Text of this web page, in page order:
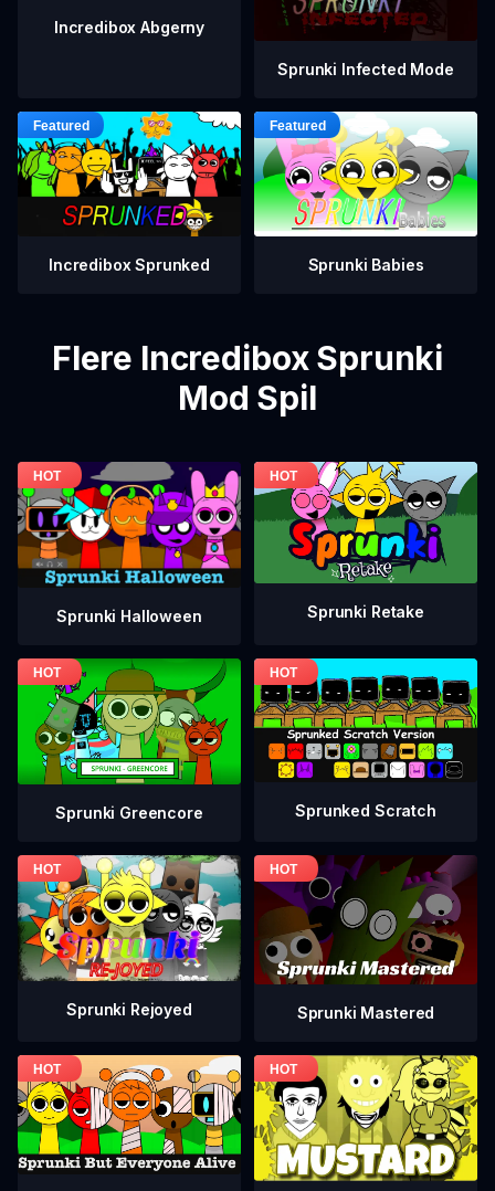
Incredibox Abgerny
Sprunki Infected Mode
Incredibox Sprunked Sprunki Babies
Flere Incredibox Sprunki
Mod Spil
Sprunki Halloween Sprunki Retake
Sprunki Greencore Sprunked Scratch
Sprunki Rejoyed Sprunki Mastered